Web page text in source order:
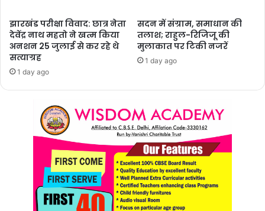
झारखंड परीक्षा विवाद: छात्र नेता
देवेंद्र नाथ महतो ने खत्म किया
अनशन 25 जुलाई से कर रहे थे
सत्याग्रह
1 day ago
सदन में संग्राम, समाधान की
तलाश; राहुल-रिजिजू की
मुलाकात पर टिकी नजरें
1 day ago